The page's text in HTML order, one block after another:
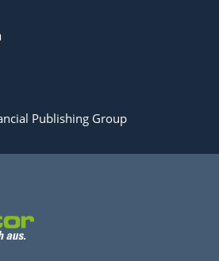
Publishing Group